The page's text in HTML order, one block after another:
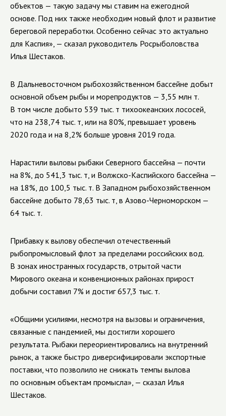
объектов — такую задачу мы ставим на ежегодной
основе. Под них также необходим новый флот и развитие
береговой переработки. Особенно сейчас это актуально
для Каспия», — сказал руководитель Росрыболовства
Илья Шестаков.
В Дальневосточном рыбохозяйственном бассейне добыт
основной объем рыбы и морепродуктов — 3,55 млн т.
В том числе добыто 539 тыс. т тихоокеанских лососей,
что на 238,74 тыс. т, или на 80%, превышает уровень
2020 года и на 8,2% больше уровня 2019 года.
Нарастили выловы рыбаки Северного бассейна — почти
на 8%, до 541,3 тыс. т, и Волжско-Каспийского бассейна —
на 18%, до 100,5 тыс. т. В Западном рыбохозяйственном
бассейне добыто 78,63 тыс. т, в Азово-Черноморском —
64 тыс. т.
Прибавку к вылову обеспечил отечественный
рыбопромысловый флот за пределами российских вод.
В зонах иностранных государств, отрытой части
Мирового океана и конвенционных районах прирост
добычи составил 7% и достиг 657,3 тыс. т.
«Общими усилиями, несмотря на вызовы и ограничения,
связанные с пандемией, мы достигли хорошего
результата. Рыбаки переориентировались на внутренний
рынок, а также быстро диверсифицировали экспортные
поставки, что позволило не снижать темпы вылова
по основным объектам промысла», — сказал Илья
Шестаков.